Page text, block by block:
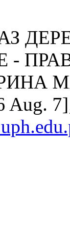
-
Aug.